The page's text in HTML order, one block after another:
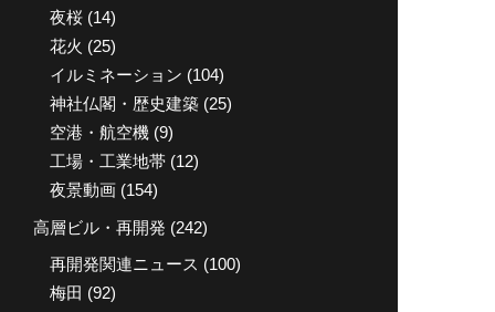
夜桜 (14)
花火 (25)
イルミネーション (104)
神社仏閣・歴史建築 (25)
空港・航空機 (9)
工場・工業地帯 (12)
夜景動画 (154)
高層ビル・再開発 (242)
再開発関連ニュース (100)
梅田 (92)